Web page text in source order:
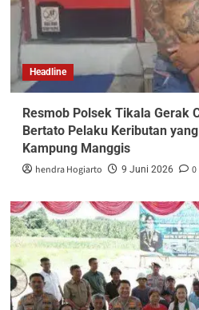
Headline
Resmob Polsek Tikala Gerak
Bertato Pelaku Keributan
Kampung Manggis
hendra Hogiarto 9 Juni 2026 0